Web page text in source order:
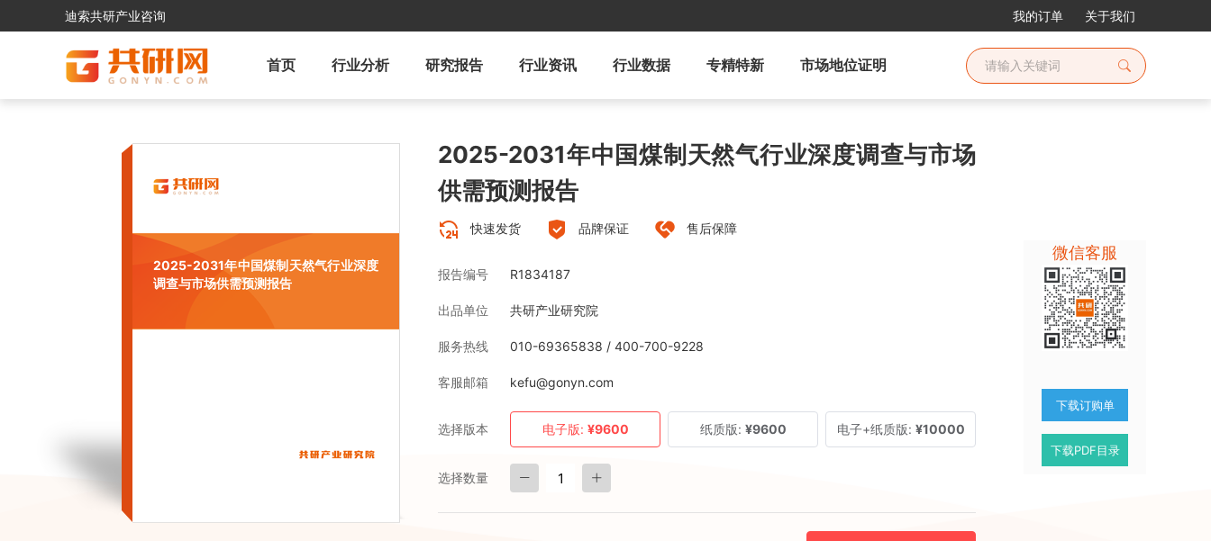
迪索共研产业咨询 我的订单 关于我们
首页 行业分析 研究报告 行业资讯 行业数据 专精特新 市场地位证明
2025-2031年中国煤制天然气行业深度
调查与市场供需预测报告
2025-2031年中国煤制天然气行业深度调查与市场
供需预测报告
快速发货 品牌保证 售后保障
报告编号 R1834187
出品单位 共研产业研究院
服务热线 010-69365838 / 400-700-9228
客服邮箱 kefu@gonyn.com
选择版本 电子版: ¥9600 纸质版: ¥9600 电子+纸质版: ¥10000
选择数量
微信客服
下载订购单
下载PDF目录